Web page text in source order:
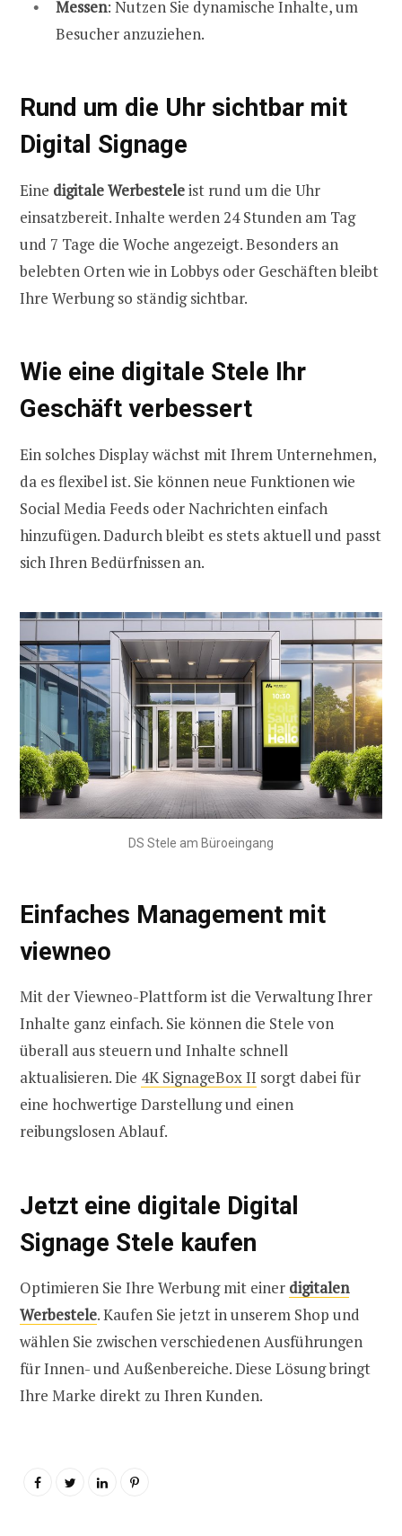
Messen: Nutzen Sie dynamische Inhalte, um
Besucher anzuziehen.
Rund um die Uhr sichtbar mit
Digital Signage
Eine digitale Werbesteleist rund um die Uhr
einsatzbereit. Inhalte werden 24 Stunden am Tag
und 7 Tage die Woche angezeigt. Besonders an
belebten Orten wie in Lobbys oder Geschäften bleibt
Ihre Werbung so ständig sichtbar.
Wie eine digitale Stele Ihr
Geschäft verbessert
Ein solches Display wächst mit Ihrem Unternehmen,
da es flexibel ist. Sie können neue Funktionen wie
Social Media Feeds oder Nachrichten einfach
hinzufügen. Dadurch bleibt es stets aktuell und passt
sich Ihren Bedürfnissen an.
DS Stele am Büroeingang
Einfaches Management mit
viewneo
Mit der Viewneo-Plattform ist die Verwaltung Ihrer
Inhalte ganz einfach. Sie können die Stele von
überall aus steuern und Inhalte schnell
aktualisieren. Die 4K SignageBox II sorgt dabei für
eine hochwertige Darstellung und einen
reibungslosen Ablauf.
Jetzt eine digitale Digital
Signage Stele kaufen
Optimieren Sie Ihre Werbung mit einer digitalen
Werbestele. Kaufen Sie jetzt in unserem Shop und
wählen Sie zwischen verschiedenen Ausführungen
für Innen- und Außenbereiche. Diese Lösung bringt
Ihre Marke direkt zu Ihren Kunden.